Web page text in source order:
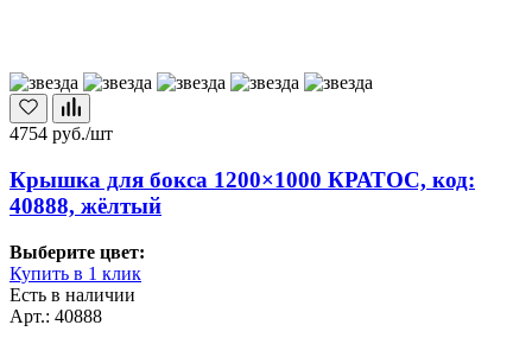
4754 руб./шт
Крышка для бокса 1200×1000 КРАТОС, код:
40888, жёлтый
Выберите цвет:
Купить в 1 клик
Есть в наличии
Арт.: 40888